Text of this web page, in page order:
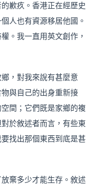
歉疚。香港正在經歷史
人也有資源移居他國。
。我一直用英文創作，
，對我來說有甚麼意
與自己的出身重新接
間；它們既是家鄉的複
於敘述者而言，有些東
找出那個東西到底是甚
棄多少才能生存。敘述